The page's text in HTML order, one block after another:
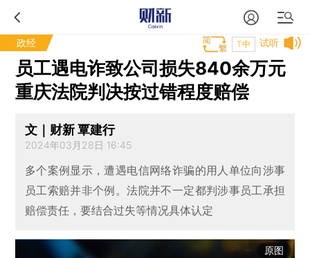
政经 试听
T中
员工遇电诈致公司损失840余万元
重庆法院判决按过错程度赔偿
文｜财新 覃建行
2024年03月28日 16:45
多个案例显示，遭遇电信网络诈骗的用人单位向涉事
员工索赔并非个例。法院并不一定都判涉事员工承担
赔偿责任，要结合过失等情况具体认定
原图